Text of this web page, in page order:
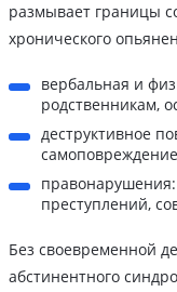
размывает границы
хронического
вербальная и
родственникам,
деструктивное
правонарушения:
преступлений,
Без своевременной
абстинентного